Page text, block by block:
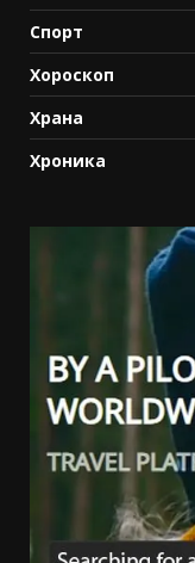
Спорт
Хороскоп
Храна
Хроника